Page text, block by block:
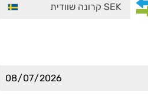
SEK קרונה שוודית